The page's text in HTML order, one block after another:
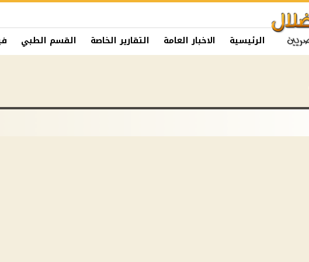
الرئيسية الاخبار العامة التقارير الخاصة القسم الطبي